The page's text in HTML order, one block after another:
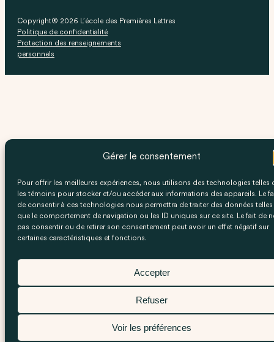
Gérer le consentement
Pour offrir les meilleures expériences, nous utilisons des technologies telles
les témoins pour stocker et/ou accéder aux informations des appareils. Le
de consentir à ces technologies nous permettra de traiter des données telles
que le comportement de navigation ou les ID uniques sur ce site. Le fait de
pas consentir ou de retirer son consentement peut avoir un effet négatif sur
certaines caractéristiques et fonctions.
Accepter
Refuser
Voir les préférences
Copyright® 2026 L’école des Premières Lettres
Politique de confidentialité
Protection des renseignements
personnels